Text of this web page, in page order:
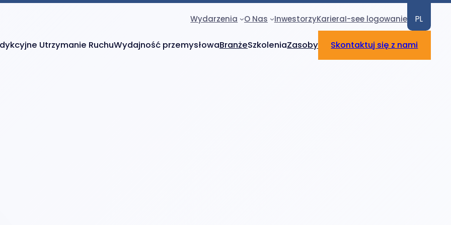
Wydarzenia O Nas InwestorzyKarieraI-see logowanie PL
Utrzymanie RuchuWydajność przemysłowaBranżeSzkoleniaZasoby Skontaktuj się z nami